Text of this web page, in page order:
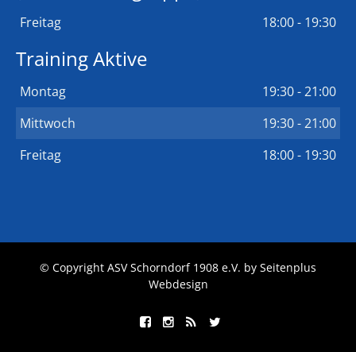
Freitag 18:00 - 19:30
Training Aktive
Montag
19:30 - 21:00
Mittwoch
19:30 - 21:00
Freitag
18:00 - 19:30
© Copyright ASV Schorndorf 1908 e.V. by Seitenplus
Webdesign